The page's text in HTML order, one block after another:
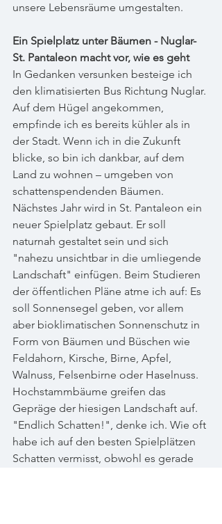
unsere Lebensräume umgestalten.
Ein Spielplatz unter Bäumen - Nuglar-
St. Pantaleon macht vor, wie es geht
In Gedanken versunken besteige ich
den klimatisierten Bus Richtung Nuglar.
Auf dem Hügel angekommen,
empfinde ich es bereits kühler als in
der Stadt. Wenn ich in die Zukunft
blicke, so bin ich dankbar, auf dem
Land zu wohnen – umgeben von
schattenspendenden Bäumen.
Nächstes Jahr wird in St. Pantaleon ein
neuer Spielplatz gebaut. Er soll
naturnah gestaltet sein und sich
"nahezu unsichtbar in die umliegende
Landschaft" einfügen. Beim Studieren
der öffentlichen Pläne atme ich auf: Es
soll Sonnensegel geben, vor allem
aber bioklimatischen Sonnenschutz in
Form von Bäumen und Büschen wie
Feldahorn, Kirsche, Birne, Apfel,
Walnuss, Felsenbirne oder Haselnuss.
Hochstammbäume greifen das
Gepräge der hiesigen Landschaft auf.
"Endlich Schatten!", denke ich. Wie oft
habe ich auf den besten Spielplätzen
Schatten vermisst, obwohl es gerade